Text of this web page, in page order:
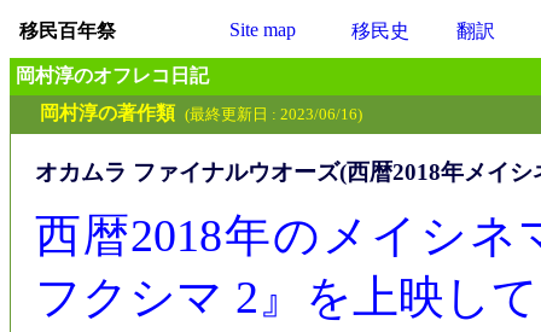
移民百年祭 Site map 移民史 翻訳
岡村淳のオフレコ日記
岡村淳の著作類 (最終更新日 : 2023/06/16)
オカムラ ファイナルウオーズ(西暦2018年メイ
西暦2018年のメイシ
フクシマ 2』を上映し